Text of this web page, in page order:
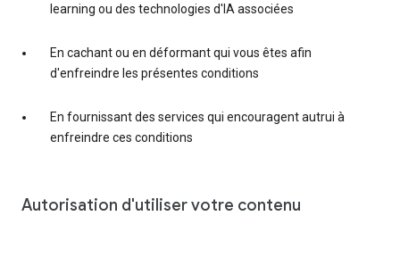
learning ou des technologies d'IA associées
En cachant ou en déformant qui vous êtes afin
d'enfreindre les présentes conditions
En fournissant des services qui encouragent autrui à
enfreindre ces conditions
Autorisation d'utiliser votre contenu